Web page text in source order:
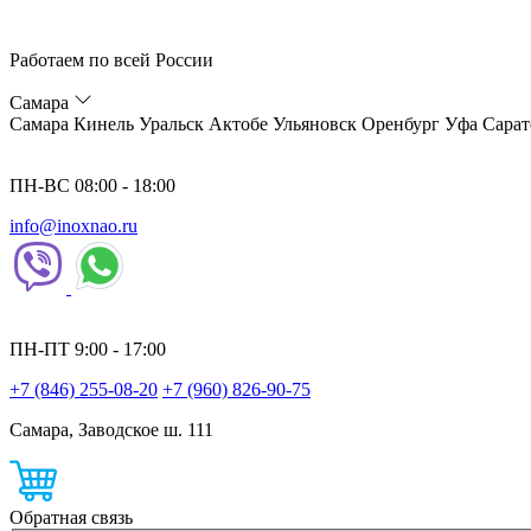
Работаем по всей России
Самара
Самара Кинель Уральск Актобе Ульяновск Оренбург Уфа
ПН-ВС 08:00 - 18:00
info@inoxnao.ru
ПН-ПТ 9:00 - 17:00
+7 (846) 255-08-20 +7 (960) 826-90-75
Самара, Заводское ш. 111
Обратная связь